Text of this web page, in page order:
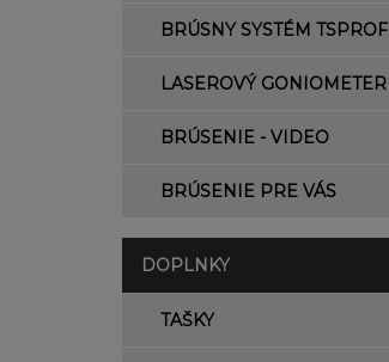
BRÚSNY SYSTÉM TSPROF
LASEROVÝ GONIOMETER
BRÚSENIE - VIDEO
BRÚSENIE PRE VÁS
DOPLNKY
TAŠKY